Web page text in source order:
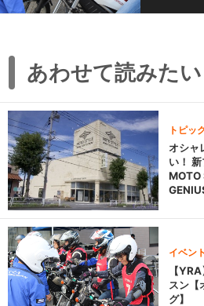
あわせて読みたい
トピッ
オシャ
い！
イベン
【
スン【
グ】